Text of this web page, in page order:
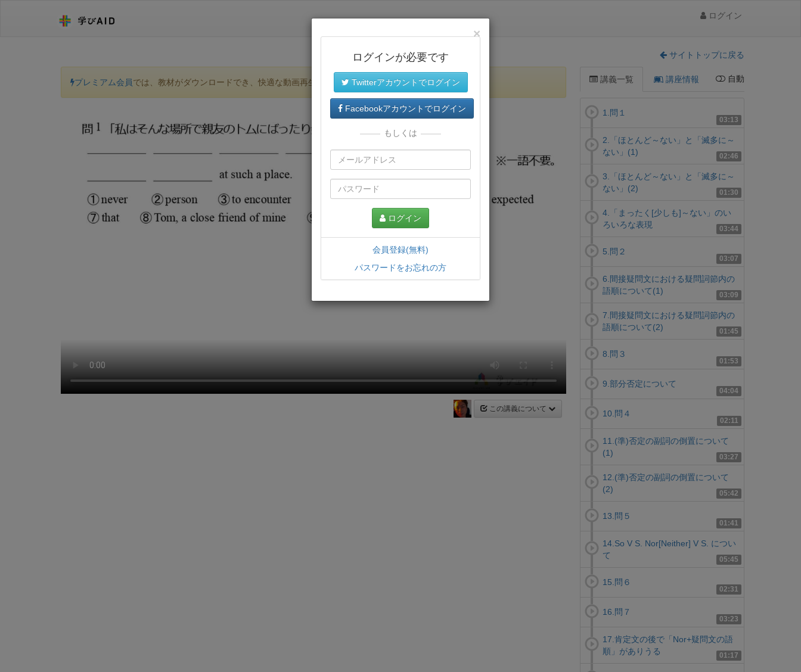
ログイン
サイトトップに戻る
プレミアム会員では、教材がダウンロードでき、快適な動画再生環境が提供されます。
この講義について
講義一覧 講座情報 自動
03:13
1.問１
02:46
2.「ほとんど～ない」と「滅多に～
ない」(1)
01:30
3.「ほとんど～ない」と「滅多に～
ない」(2)
03:44
4.「まったく[少しも]～ない」のい
ろいろな表現
03:07
5.問２
03:09
6.間接疑問文における疑問詞節内の
語順について(1)
01:45
7.間接疑問文における疑問詞節内の
語順について(2)
01:53
8.問３
04:04
9.部分否定について
02:11
10.問４
03:27
11.(準)否定の副詞の倒置について
(1)
05:42
12.(準)否定の副詞の倒置について
(2)
01:41
13.問５
05:45
14.So V S. Nor[Neither] V S. につい
て
02:31
15.問６
03:23
16.問７
01:17
17.肯定文の後で「Nor+疑問文の語
順」がありうる
×
ログインが必要です
Twitterアカウントでログイン
Facebookアカウントでログイン
もしくは
ログイン
会員登録(無料)
パスワードをお忘れの方